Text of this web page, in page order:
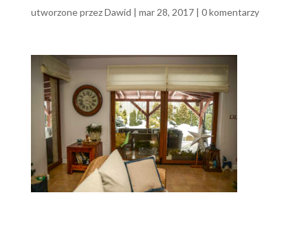
utworzone przezDawid | mar 28, 2017| 0 komentarzy